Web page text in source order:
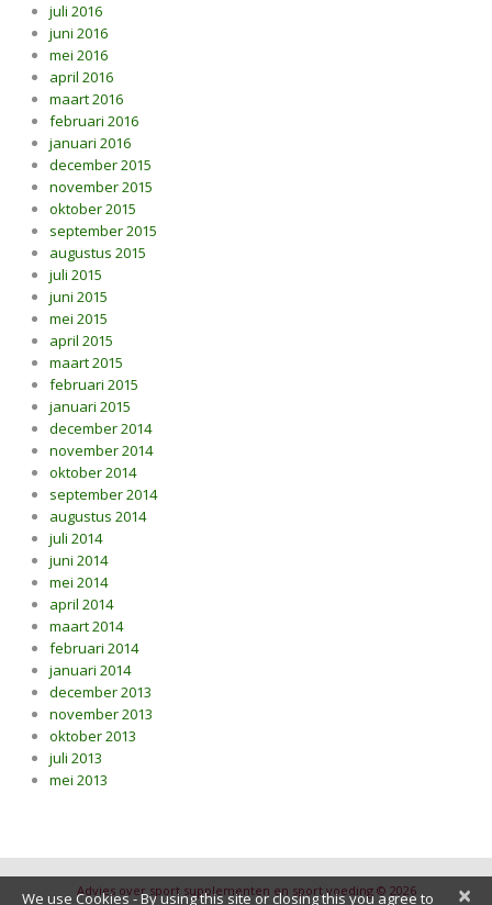
juli 2016
juni 2016
mei 2016
april 2016
maart 2016
februari 2016
januari 2016
december 2015
november 2015
oktober 2015
september 2015
augustus 2015
juli 2015
juni 2015
mei 2015
april 2015
maart 2015
februari 2015
januari 2015
december 2014
november 2014
oktober 2014
september 2014
augustus 2014
juli 2014
juni 2014
mei 2014
april 2014
maart 2014
februari 2014
januari 2014
december 2013
november 2013
oktober 2013
juli 2013
mei 2013
Advies over sport supplementen en sport voeding © 2026 ×
We use Cookies - By using this site or closing this you agree to